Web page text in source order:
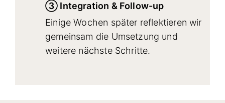
③ Integration & Follow-up
Einige Wochen später reflektieren wir
gemeinsam die Umsetzung und
weitere nächste Schritte.